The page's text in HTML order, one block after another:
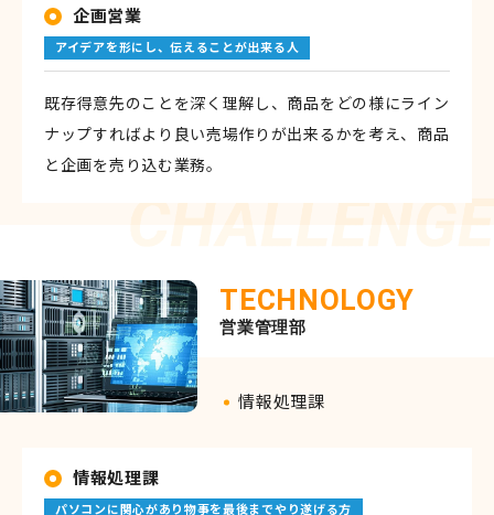
企画営業
アイデアを形にし、伝えることが出来る人
既存得意先のことを深く理解し、商品をどの様にライン
ナップすればより良い売場作りが出来るかを考え、商品
と企画を売り込む業務。
TECHNOLOGY
営業管理部
情報処理課
情報処理課
パソコンに関心があり物事を最後までやり遂げる方